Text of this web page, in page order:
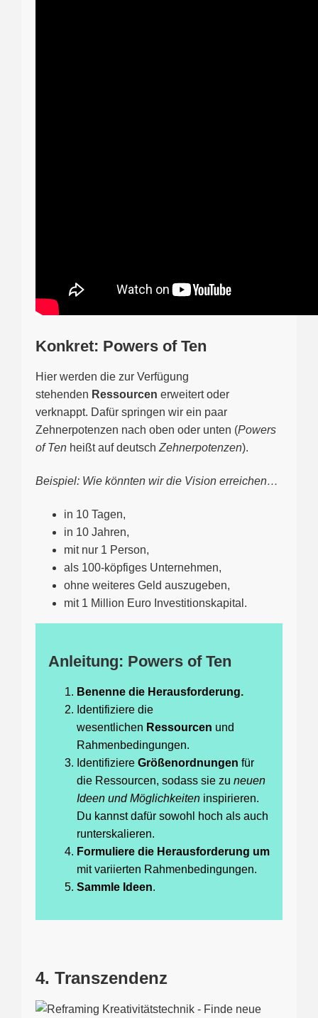
Konkret: Powers of Ten
Hier werden die zur Verfügung
stehenden Ressourcen erweitert oder
verknappt. Dafür springen wir ein paar
Zehnerpotenzen nach oben oder unten (Powers
of Ten heißt auf deutsch Zehnerpotenzen).
Beispiel: Wie könnten wir die Vision erreichen…
in 10 Tagen,
in 10 Jahren,
mit nur 1 Person,
als 100-köpfiges Unternehmen,
ohne weiteres Geld auszugeben,
mit 1 Million Euro Investitionskapital.
Anleitung: Powers of Ten
Benenne die Herausforderung.
Identifiziere die
wesentlichen Ressourcen und
Rahmenbedingungen.
Identifiziere Größenordnungen für
die Ressourcen, sodass sie zu neuen
Ideen und Möglichkeiten inspirieren.
Du kannst dafür sowohl hoch als auch
runterskalieren.
Formuliere die Herausforderung um
mit variierten Rahmenbedingungen.
Sammle Ideen.
4. Transzendenz